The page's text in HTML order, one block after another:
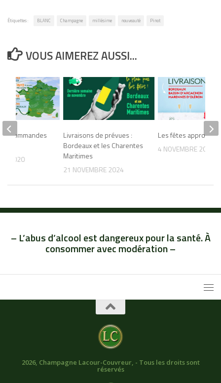
Étiquettes : BLANC Champagne millésime nouveauté Pinot
VOUS AIMEREZ AUSSI...
Livraisons de prévues :
Bordeaux et les Charentes
Maritimes
21 NOVEMBRE 2024
Les fêtes
4 NOVEMBRE 2019
commandes
2020
– L’abus d’alcool est dangereux pour la santé. À
consommer avec modération –
2026, Champagne Lacour-Couvreur, - Tous les droits sont
réservés